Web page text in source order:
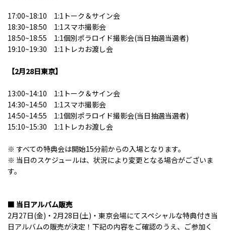
17:00~18:10 1:1トーク＆サイン会
18:30~18:50 1:1スマホ撮影会
18:50~18:55 1:1個別ポラロイド撮影会(当日抽選当選者)
19:10~19:30 1:1トレカお渡し会
【2月28日東京】
13:00~14:10 1:1トーク＆サイン会
14:30~14:50 1:1スマホ撮影会
14:50~14:55 1:1個別ポラロイド撮影会(当日抽選当選者)
15:10~15:30 1:1トレカお渡し会
※ すべての特典会は開始15分前からの入場となります。
※ 当日のスケジュールは、状況により変更となる場合がございま
す。
■ 当日アルバム販売
2月27日(金)・2月28日(土)・東京会場にてスペシャルな特典付き当
日アルバムの販売が決定！下記の内容をご確認のうえ、ご参加く